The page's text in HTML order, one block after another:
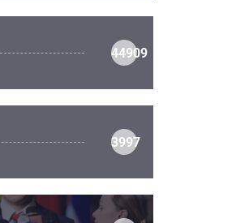
44909
3997